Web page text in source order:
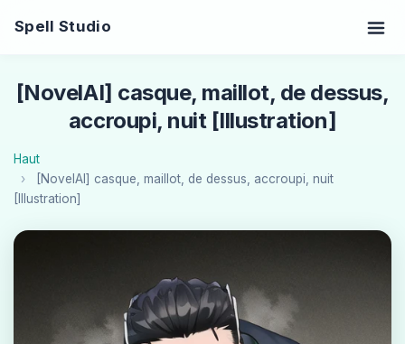
Spell Studio
[NovelAI] casque, maillot, de dessus,
accroupi, nuit [Illustration]
Haut
[NovelAI] casque, maillot, de dessus, accroupi, nuit
[Illustration]